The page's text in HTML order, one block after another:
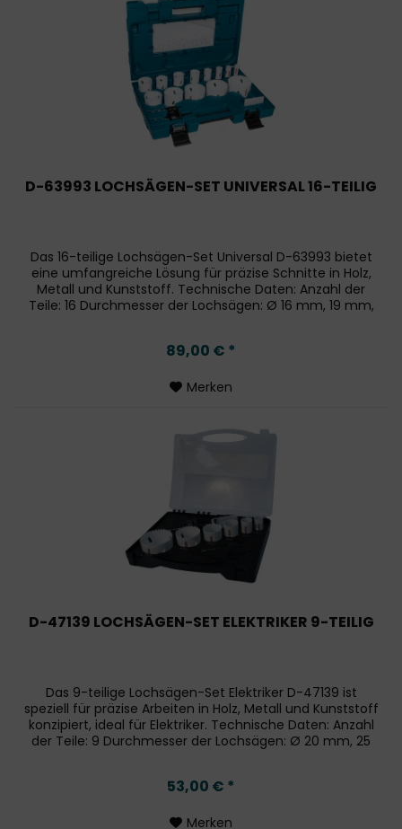
D-63993 LOCHSÄGEN-SET UNIVERSAL 16-TEILIG
Das 16-teilige Lochsägen-Set Universal D-63993 bietet
eine umfangreiche Lösung für präzise Schnitte in Holz,
Metall und Kunststoff. Technische Daten: Anzahl der
Teile: 16 Durchmesser der Lochsägen: Ø 16 mm, 19 mm,
89,00 € *
Merken
D-47139 LOCHSÄGEN-SET ELEKTRIKER 9-TEILIG
Das 9-teilige Lochsägen-Set Elektriker D-47139 ist
speziell für präzise Arbeiten in Holz, Metall und Kunststoff
konzipiert, ideal für Elektriker. Technische Daten: Anzahl
der Teile: 9 Durchmesser der Lochsägen: Ø 20 mm, 25
53,00 € *
Merken